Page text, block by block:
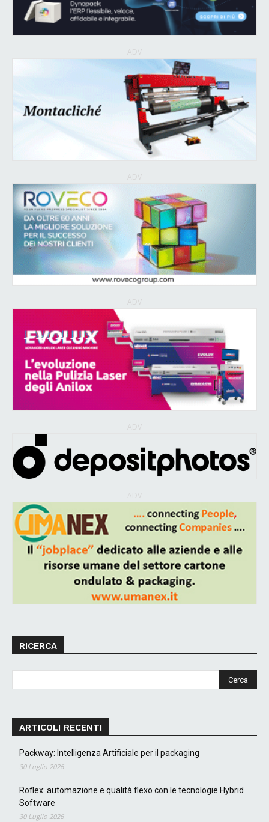
RICERCA
ARTICOLI RECENTI
Packway: Intelligenza Artificiale per il packaging
30 Luglio 2026
Roflex: automazione e qualità flexo con le tecnologie Hybrid
Software
30 Luglio 2026